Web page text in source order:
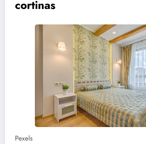
cortinas
Pexels